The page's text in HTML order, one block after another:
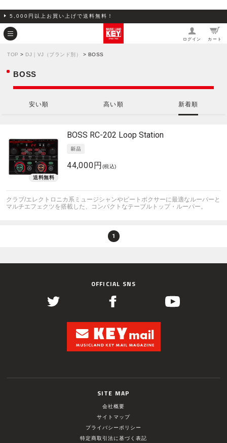
5,000円以上お買い上げで送料無料！
ログイン カート
TOP > DJ｜VJ（ブランド別） > BOSS
BOSS
安い順 高い順 新着順
BOSS RC-202 Loop Station
44,000円 (税込)
クラブ/エレクトロニカ系ミュージシャンやビートボクサーに最適なルーパーと
マルチエフェクツを搭載した、コンパクトなテーブルトップ・ルーパー。
1
OFFICIAL SNS
SITE MAP
会社概要
サイトマップ
プライバシーポリシー
特定商取引法に基づく表記